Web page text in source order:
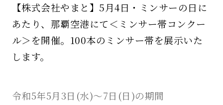
【株式会社やまと】5⽉4⽇・ミンサーの⽇に
あたり、那覇空港にて＜ミンサー帯コンクー
ル＞を開催。100本のミンサー帯を展⽰いた
します。
令和5年5月3日(水)～7日(日)の期間